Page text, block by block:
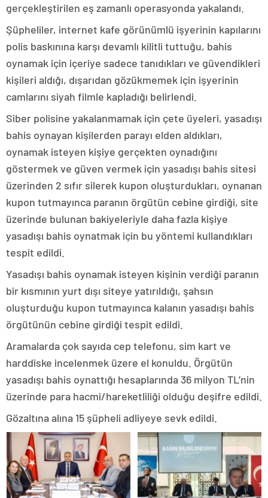
gerçekleştirilen eş zamanlı operasyonda yakalandı.
Şüpheliler, internet kafe görünümlü işyerinin kapılarını
polis baskınına karşı devamlı kilitli tuttuğu, bahis
oynamak için içeriye sadece tanıdıkları ve güvendikleri
kişileri aldığı, dışarıdan gözükmemek için işyerinin
camlarını siyah filmle kapladığı belirlendi.
Siber polisine yakalanmamak için çete üyeleri, yasadışı
bahis oynayan kişilerden parayı elden aldıkları,
oynamak isteyen kişiye gerçekten oynadığını
göstermek ve güven vermek için yasadışı bahis sitesi
üzerinden 2 sıfır silerek kupon oluşturdukları, oynanan
kupon tutmayınca paranın örgütün cebine girdiği, site
üzerinde bulunan bakiyeleriyle daha fazla kişiye
yasadışı bahis oynatmak için bu yöntemi kullandıkları
tespit edildi.
Yasadışı bahis oynamak isteyen kişinin verdiği paranın
bir kısmının yurt dışı siteye yatırıldığı, şahsın
oluşturduğu kupon tutmayınca kalanın yasadışı bahis
örgütünün cebine girdiği tespit edildi.
Aramalarda çok sayıda cep telefonu, sim kart ve
harddiske incelenmek üzere el konuldu. Örgütün
yasadışı bahis oynattığı hesaplarında 36 milyon TL’nin
üzerinde para hacmi/hareketliliği olduğu deşifre edildi.
Gözaltına alına 15 şüpheli adliyeye sevk edildi.